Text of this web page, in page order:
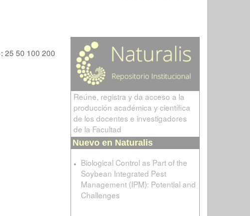
25 50 100 200
Reúne, registra y da acceso a la
producción académica y científica
de los docentes e investigadores
de la Facultad
Nuevo en Naturalis
Biological Control as Part of the
Soybean Integrated Pest
Management (IPM): Potential and
Challenges